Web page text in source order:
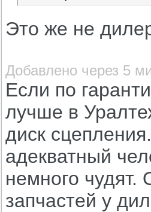
Это же не
Добавлено через 5
Если по
лучше в
диск
адекватный
немного
запчастей у